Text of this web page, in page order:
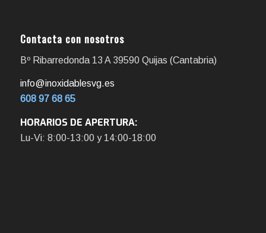
Contacta con nosotros
Bº Ribarredonda 13 A 39590 Quijas (Cantabria)
info@inoxidablesvg.es
608 97 68 65
HORARIOS DE APERTURA:
Lu-Vi: 8:00-13:00 y 14:00-18:00